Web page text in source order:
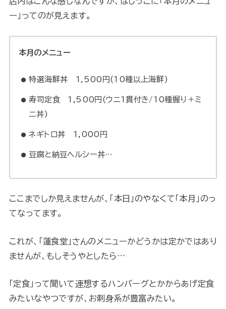
ー」ってのが見えます。
本月のメニュー
特選海鮮丼 1,500円(10種以上海鮮)
寿司定食 1,500円(ウニ1貫付き/10種握り＋ミ
ニ丼)
ネギトロ丼 1,000円
豆腐と納豆ヘルシー丼…
ここまでしか見えませんが、「本日」のやなくて「本月」のっ
てなってます。
これが、「蓮食堂」さんのメニューかどうかは定かではあり
ませんが、もしそうやとしたら…
「定食」って聞いて連想するハンバーグとかからあげ定食
みたいなやつですが、お刺身系が豊富みたい。